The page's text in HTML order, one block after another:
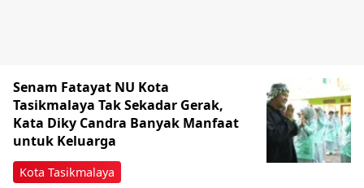
Kota Tasikmalaya
Senam Fatayat NU Kota
Tasikmalaya Tak Sekadar Gerak,
Kata Diky Candra Banyak Manfaat
untuk Keluarga